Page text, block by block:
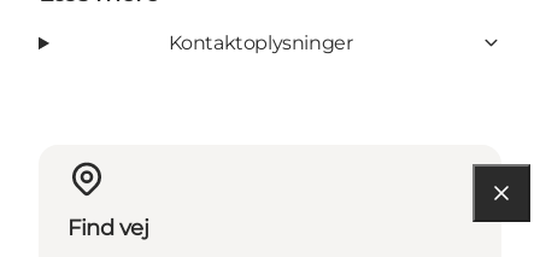
Kontaktoplysninger
Find vej